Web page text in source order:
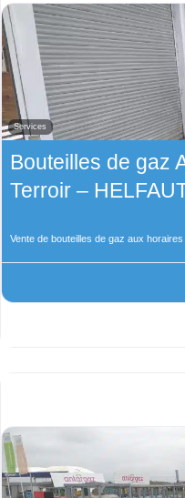
Services
Bouteilles de gaz
Terroir –
Vente de bouteilles de gaz aux